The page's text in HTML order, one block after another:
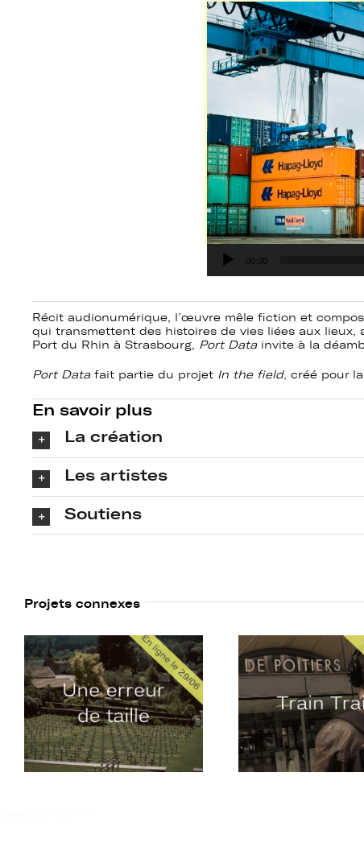
Lecteur
audio
00:00
Récit audionumérique, l’œuvre mêle fiction et
qui transmettent des histoires de vies liées aux
Port du Rhin à Strasbourg, Port Data invite à la
Port Data fait partie du projet In the field, créé pour
En savoir plus
La création
Les artistes
Soutiens
Projets connexes